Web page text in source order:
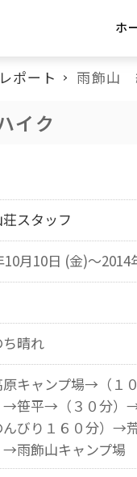
ホ
ポート 雨飾山
イク
スタッフ
10月10日 (金)～2014
晴れ
原キャンプ場→（１
→笹平→（３０分）
びり１６０分）→
→雨飾山キャンプ場